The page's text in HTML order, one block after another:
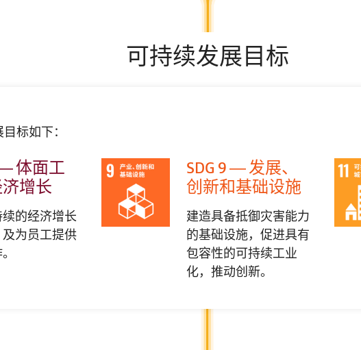
可持续发展目标
标如下：
— 体面工
增长
的经济增长
为员工提供
SDG 9 — 发展、
创新和基础设施
建造具备抵御灾害能力
的基础设施，促进具有
包容性的可持续工业
化，推动创新。